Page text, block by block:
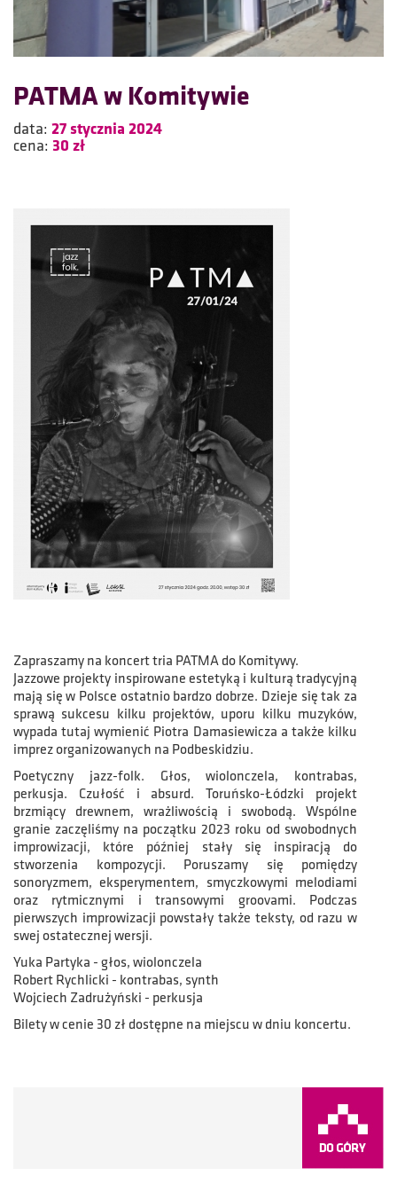
PATMA w Komitywie
data: 27 stycznia 2024
cena: 30 zł
Zapraszamy na koncert tria PATMA do Komitywy.
Jazzowe projekty inspirowane estetyką i kulturą tradycyjną
mają się w Polsce ostatnio bardzo dobrze. Dzieje się tak za
sprawą sukcesu kilku projektów, uporu kilku muzyków,
wypada tutaj wymienić Piotra Damasiewicza a także kilku
imprez organizowanych na Podbeskidziu.
Poetyczny jazz-folk. Głos, wiolonczela, kontrabas,
perkusja. Czułość i absurd. Toruńsko-Łódzki projekt
brzmiący drewnem, wrażliwością i swobodą. Wspólne
granie zaczęliśmy na początku 2023 roku od swobodnych
improwizacji, które później stały się inspiracją do
stworzenia kompozycji. Poruszamy się pomiędzy
sonoryzmem, eksperymentem, smyczkowymi melodiami
oraz rytmicznymi i transowymi groovami. Podczas
pierwszych improwizacji powstały także teksty, od razu w
swej ostatecznej wersji.
Yuka Partyka - głos, wiolonczela
Robert Rychlicki - kontrabas, synth
Wojciech Zadrużyński - perkusja
Bilety w cenie 30 zł dostępne na miejscu w dniu koncertu.